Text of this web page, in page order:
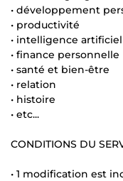
• développement
• productivité
• intelligence
• finance personnelle
• santé et bien-être
• relation
• histoire
• etc...
CONDITIONS DU
• 1 modification est